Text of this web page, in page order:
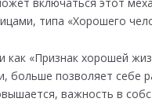
типа «Хорошего
«Признак хорошей
больше позволяет себе
важность в